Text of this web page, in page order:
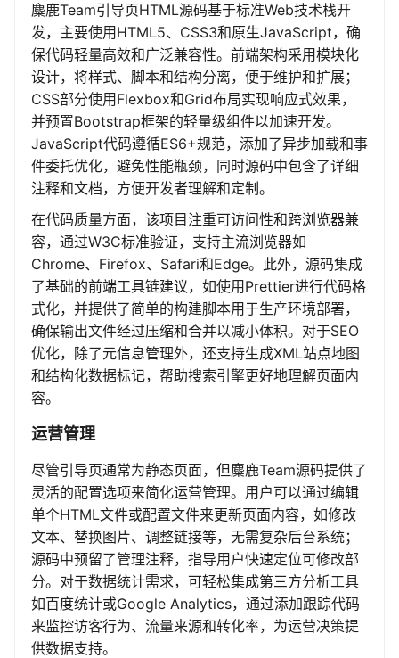
麋鹿Team引导页HTML源码基于标准Web技术栈开
发，主要使用HTML5、CSS3和原生JavaScript，确
保代码轻量高效和广泛兼容性。前端架构采用模块化
设计，将样式、脚本和结构分离，便于维护和扩展；
CSS部分使用Flexbox和Grid布局实现响应式效果，
并预置Bootstrap框架的轻量级组件以加速开发。
JavaScript代码遵循ES6+规范，添加了异步加载和事
件委托优化，避免性能瓶颈，同时源码中包含了详细
注释和文档，方便开发者理解和定制。
在代码质量方面，该项目注重可访问性和跨浏览器兼
容，通过W3C标准验证，支持主流浏览器如
Chrome、Firefox、Safari和Edge。此外，源码集成
了基础的前端工具链建议，如使用Prettier进行代码格
式化，并提供了简单的构建脚本用于生产环境部署，
确保输出文件经过压缩和合并以减小体积。对于SEO
优化，除了元信息管理外，还支持生成XML站点地图
和结构化数据标记，帮助搜索引擎更好地理解页面内
容。
运营管理
尽管引导页通常为静态页面，但麋鹿Team源码提供了
灵活的配置选项来简化运营管理。用户可以通过编辑
单个HTML文件或配置文件来更新页面内容，如修改
文本、替换图片、调整链接等，无需复杂后台系统；
源码中预留了管理注释，指导用户快速定位可修改部
分。对于数据统计需求，可轻松集成第三方分析工具
如百度统计或Google Analytics，通过添加跟踪代码
来监控访客行为、流量来源和转化率，为运营决策提
供数据支持。